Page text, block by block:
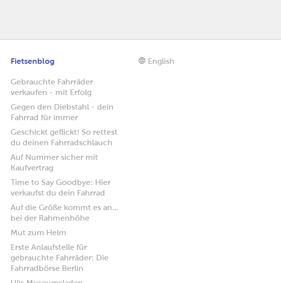
Fietsenblog
Gebrauchte Fahrräder
verkaufen - mit Erfolg
Gegen den Diebstahl - dein
Fahrrad für immer
Geschickt geflickt! So rettest
du deinen Fahrradschlauch
Auf Nummer sicher mit
Kaufvertrag
Time to Say Goodbye: Hier
verkaufst du dein Fahrrad
Auf die Größe kommt es an...
bei der Rahmenhöhe
Mut zum Helm
Erste Anlaufstelle für
gebrauchte Fahrräder: Die
Fahrradbörse Berlin
English